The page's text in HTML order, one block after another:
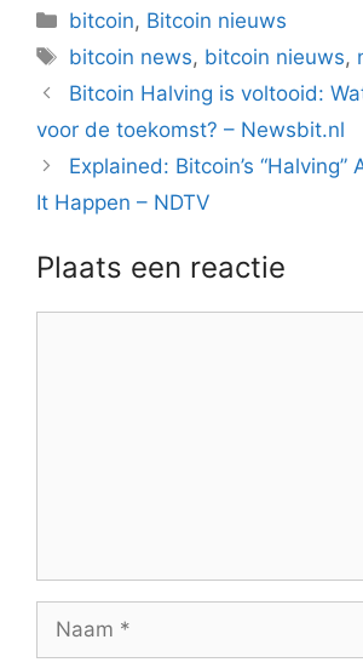
Categorieën
bitcoin, Bitcoin nieuws
Tags
bitcoin news, bitcoin nieuws,
Berichtnavigatie
Bitcoin Halving is voltooid:
voor de toekomst? – Newsbit.nl
Explained: Bitcoin’s “Halving”
It Happen – NDTV
Plaats een reactie
Naam